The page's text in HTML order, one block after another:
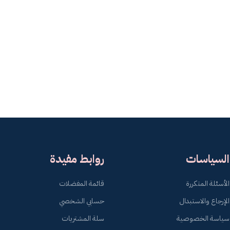
السياسات
الأسئلة المتكررة
الإرجاع والاستبدال
سياسة الخصوصية
روابط مفيدة
قائمة المفضلات
حسابي الشخصي
سلة المشتريات